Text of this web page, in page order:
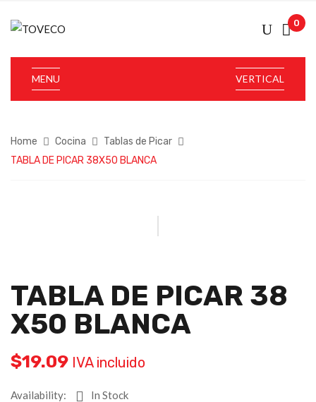
0
VERTICAL
MENU
Home Cocina
Tablas de Picar
TABLA DE PICAR 38X50 BLANCA
TABLA DE PICAR 38
X50 BLANCA
$19.09 IVA incluido
Availability: In Stock